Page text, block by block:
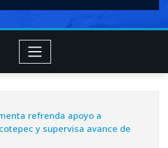
refrenda apoyo a
y supervisa avance de